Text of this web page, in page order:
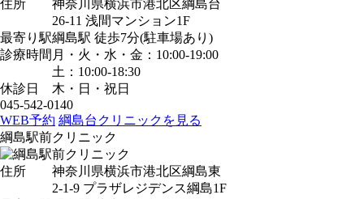
住所
神奈川県横浜市港北区綱島台
26-11 浅間マンション1F
最寄り駅綱島駅 徒歩7分(駐車場あり)
診療時間 月・火・水・金：10:00-19:00
土：10:00-18:30
休診日
木・日・祝日
045-542-0140
WEB予約 綱島台クリニックを見る
綱島駅前クリニック
住所
神奈川県横浜市港北区綱島東
2-1-9 プラザレジデンス綱島1F